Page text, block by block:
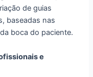
de guias
baseadas nas
boca do paciente.
e